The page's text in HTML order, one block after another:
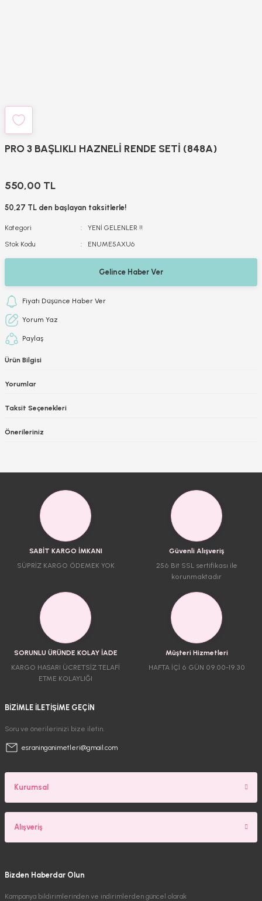
PRO 3 BAŞLIKLI HAZNELİ RENDE SETİ (848A)
550,00 TL
50,27 TL den başlayan taksitlerle!
Kategori
YENİ GELENLER !!
Stok Kodu
ENUME5AXU6
Gelince Haber Ver
Fiyatı Düşünce Haber Ver
Yorum Yaz
Paylaş
Ürün Bilgisi
Yorumlar
Taksit Seçenekleri
Önerileriniz
SABİT KARGO İMKANI
SÜPRİZ KARGO ÖDEMEK YOK
Güvenli Alışveriş
256 Bit SSL sertifikası ile
korunmaktadır
SORUNLU ÜRÜNDE KOLAY İADE
KARGO HASARI ÜCRETSİZ TELAFİ
ETME KOLAYLIĞI
Müşteri Hizmetleri
HAFTA İÇİ 6 GÜN 09.00-19.30
BİZİMLE İLETİŞİME GEÇİN
Soru ve önerilerinizi bize iletin.
esraninganimetleri@gmail.com
Kurumsal
Alışveriş
Bizden Haberdar Olun
Kampanya bildirimlerinden ve indirimlerden güncel olarak